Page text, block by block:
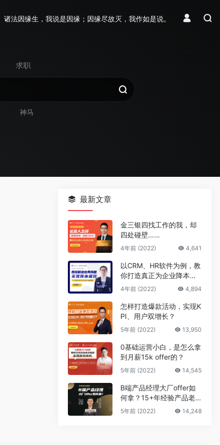
诸法因缘生，我说是因缘；因缘尽故灭，我作如是说。
求职
神马
最新文章
金三银四找工作的我，却
四处碰壁……
4年前 (2022) 4,641
以CRM、HR软件为例，教
你打造真正为企业降本增
效的B端产品
4年前 (2022) 4,894
怎样打造爆款活动，实现K
PI、用户双增长？
5年前 (2022) 13,950
0基础运营小白，是怎么拿
到月薪15k offer的？
5年前 (2022) 14,545
B端产品经理大厂offer如
何拿？15+年经验产品老
司机告诉你答案
5年前 (2022) 14,248